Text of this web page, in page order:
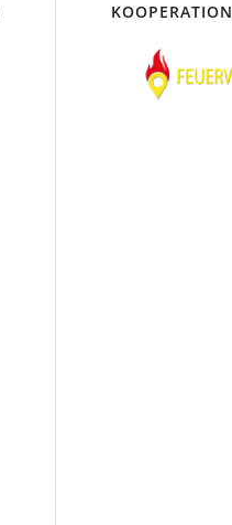
KOOPERATION